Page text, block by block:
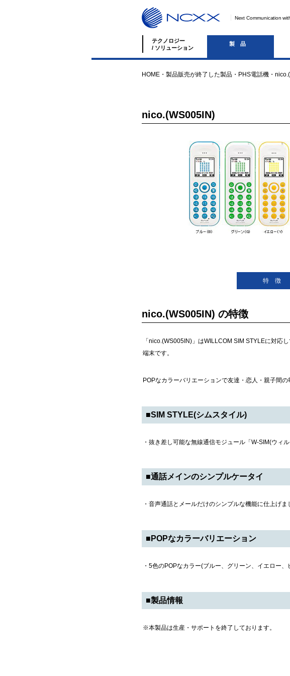
Next Communication
テクノロジー
/ ソリューション
製品
HOME ・ 製品販売が終了した製品 ・ PHS電話機 ・
nico.(WS005IN)
特 徴
nico.(WS005IN) の特徴
「nico.(WS005IN)」はWILLCOM SIM STYLEに対応
端末です。
POPなカラーバリエーションで友達・恋人・親子間
■SIM STYLE(シムスタイル)
・抜き差し可能な無線通信モジュール「W-SIM(ウィ
■通話メインのシンプルケータイ
・音声通話とメールだけのシンプルな機能に仕上げ
■POPなカラーバリエーション
・5色のPOPなカラー(ブルー、グリーン、イエロー
■製品情報
※本製品は生産・サポートを終了しております。